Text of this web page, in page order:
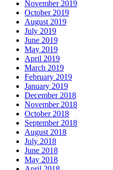
November 2019
October 2019
August 2019
July 2019
June 2019
May 2019
April 2019
March 2019
February 2019
January 2019
December 2018
November 2018
October 2018
September 2018
August 2018
July 2018
June 2018
May 2018